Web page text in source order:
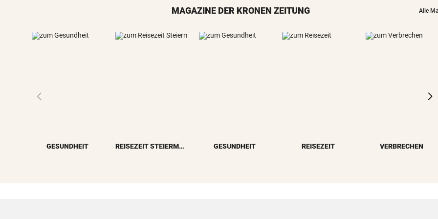
MAGAZINE DER KRONEN ZEITUNG Alle
GESUNDHEIT REISEZEIT STEIERMARK GESUNDHEIT REISEZEIT VERBRECHEN